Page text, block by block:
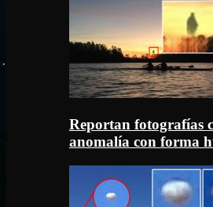
Reportan fotografías
anomalía con forma